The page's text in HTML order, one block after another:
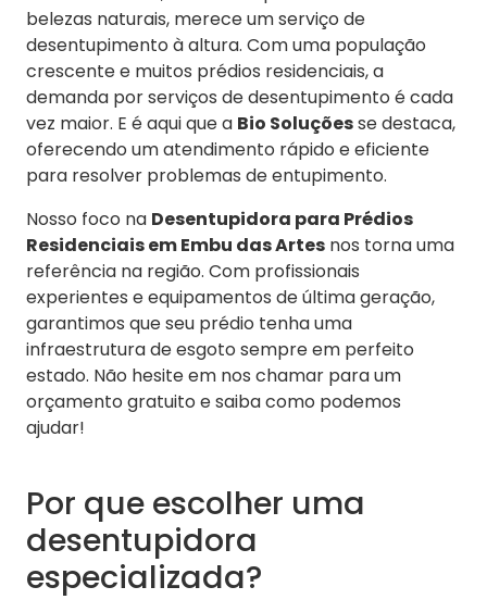
belezas naturais, merece um serviço de
desentupimento à altura. Com uma população
crescente e muitos prédios residenciais, a
demanda por serviços de desentupimento é cada
vez maior. E é aqui que a Bio Soluçõesse destaca,
oferecendo um atendimento rápido e eficiente
para resolver problemas de entupimento.
Nosso foco na Desentupidora para Prédios
Residenciais em Embu das Artes nos torna uma
referência na região. Com profissionais
experientes e equipamentos de última geração,
garantimos que seu prédio tenha uma
infraestrutura de esgoto sempre em perfeito
estado. Não hesite em nos chamar para um
orçamento gratuito e saiba como podemos
ajudar!
Por que escolher uma
desentupidora
especializada?